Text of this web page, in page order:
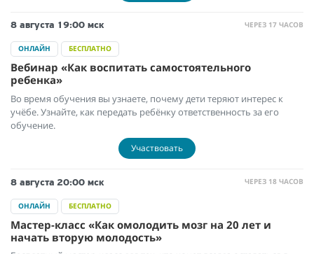
ЧЕРЕЗ 17 ЧАСОВ
8 августа 19:00 мск
ОНЛАЙН БЕСПЛАТНО
Вебинар «Как воспитать самостоятельного
ребенка»
Во время обучения вы узнаете, почему дети теряют интерес к
учёбе. Узнайте, как передать ребёнку ответственность за его
обучение.
Участвовать
ЧЕРЕЗ 18 ЧАСОВ
8 августа 20:00 мск
ОНЛАЙН БЕСПЛАТНО
Мастер-класс «Как омолодить мозг на 20 лет и
начать вторую молодость»